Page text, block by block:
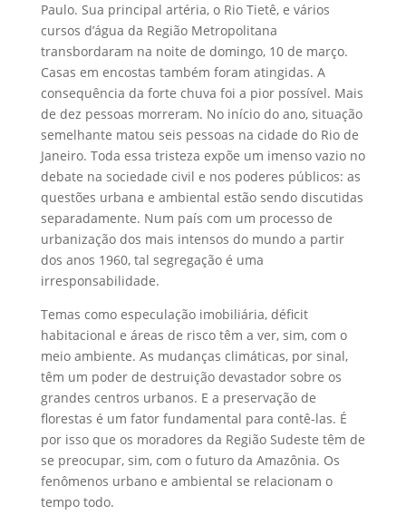
Paulo. Sua principal artéria, o Rio Tietê, e vários
cursos d’água da Região Metropolitana
transbordaram na noite de domingo, 10 de março.
Casas em encostas também foram atingidas. A
consequência da forte chuva foi a pior possível. Mais
de dez pessoas morreram. No início do ano, situação
semelhante matou seis pessoas na cidade do Rio de
Janeiro. Toda essa tristeza expõe um imenso vazio no
debate na sociedade civil e nos poderes públicos: as
questões urbana e ambiental estão sendo discutidas
separadamente. Num país com um processo de
urbanização dos mais intensos do mundo a partir
dos anos 1960, tal segregação é uma
irresponsabilidade.
Temas como especulação imobiliária, déficit
habitacional e áreas de risco têm a ver, sim, com o
meio ambiente. As mudanças climáticas, por sinal,
têm um poder de destruição devastador sobre os
grandes centros urbanos. E a preservação de
florestas é um fator fundamental para contê-las. É
por isso que os moradores da Região Sudeste têm de
se preocupar, sim, com o futuro da Amazônia. Os
fenômenos urbano e ambiental se relacionam o
tempo todo.